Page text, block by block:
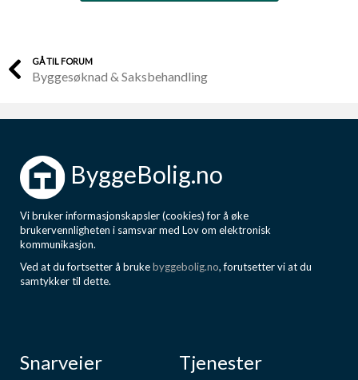
GÅ TIL FORUM
Byggesøknad & Saksbehandling
ByggeBolig.no
Vi bruker informasjonskapsler (cookies) for å øke
brukervennligheten i samsvar med Lov om elektronisk
kommunikasjon.
Ved at du fortsetter å brukebyggebolig.no, forutsetter vi at du
samtykker til dette.
Snarveier Tjenester